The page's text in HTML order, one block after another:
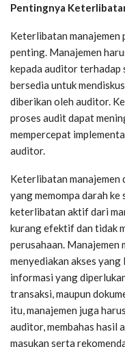
Pentingnya
Keterlibatan manajemen
penting. Manajemen
kepada auditor terhadap
bersedia untuk
diberikan oleh auditor.
proses audit dapat
mempercepat
auditor.
Keterlibatan manajemen
yang memompa darah
keterlibatan aktif dari
kurang efektif dan tidak
perusahaan. Manajemen
menyediakan akses
informasi yang
transaksi, maupun
itu, manajemen juga
auditor, membahas hasil
masukan serta